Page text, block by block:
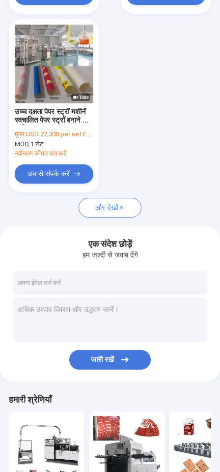
उच्च दक्षता पेपर स्ट्रॉ मशीनें
स्वचालित पेपर स्ट्रॉ बनाने की
मूल्य:USD 27,300 per set FOB Ningbo (negotiable)
MOQ:1 सेट
नवीनतम कीमत पता करें
अब से संपर्क करें
और देखो
एक संदेश छोड़ें
हम जल्दी से जवाब देंगे
जारी रखें
हमारी श्रेणियाँ